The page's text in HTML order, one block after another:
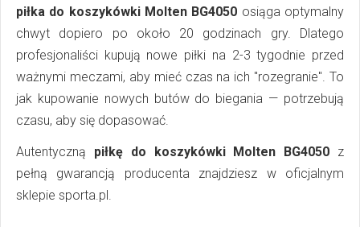
piłka do koszykówki Molten BG4050 osiąga optymalny
chwyt dopiero po około 20 godzinach gry. Dlatego
profesjonaliści kupują nowe piłki na 2-3 tygodnie przed
ważnymi meczami, aby mieć czas na ich "rozegranie". To
jak kupowanie nowych butów do biegania — potrzebują
czasu, aby się dopasować.
Autentyczną piłkę do koszykówki Molten BG4050 z
pełną gwarancją producenta znajdziesz w oficjalnym
sklepie sporta.pl.